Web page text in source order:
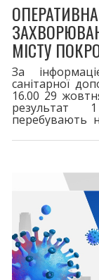
МІСТУ
За
санітарної
16.00 29
результат
перебувають
COVID-19.
симптомах
або на 103.